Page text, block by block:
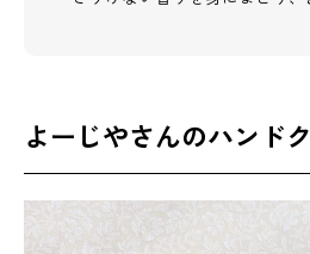
よーじやさんのハンド